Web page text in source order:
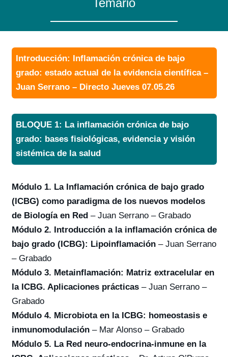
Temario
Introducción: Inflamación crónica de bajo
grado: estado actual de la evidencia científica –
Juan Serrano – Directo Jueves 07.05.26
BLOQUE 1: La inflamación crónica de bajo
grado: bases fisiológicas, evidencia y visión
sistémica de la salud
Módulo 1. La Inflamación crónica de bajo grado
(ICBG) como paradigma de los nuevos modelos
de Biología en Red– Juan Serrano – Grabado
Módulo 2. Introducción a la inflamación crónica de
bajo grado (ICBG): Lipoinflamación– Juan Serrano
– Grabado
Módulo 3. Metainflamación: Matriz extracelular en
la ICBG. Aplicaciones prácticas– Juan Serrano –
Grabado
Módulo 4. Microbiota en la ICBG: homeostasis e
inmunomodulación– Mar Alonso – Grabado
Módulo 5. La Red neuro-endocrina-inmune en la